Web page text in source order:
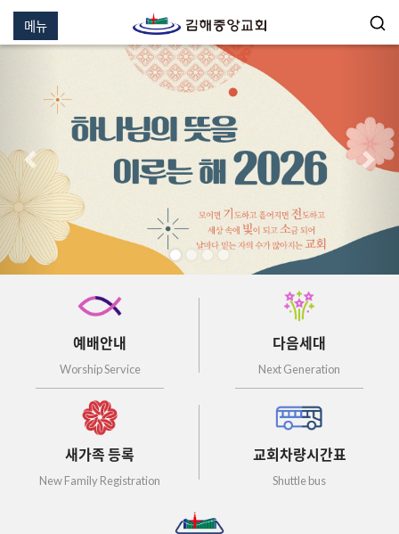
메뉴
이전 다음
예배안내
Worship Service
다음세대
Next Generation
새가족 등록
New Family Registration
교회차량시간표
Shuttle bus